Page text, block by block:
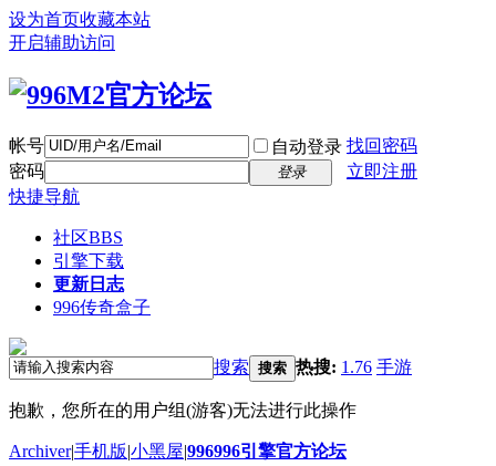
设为首页收藏本站
开启辅助访问
帐号 自动登录 找回密码
密码
登录
立即注册
快捷导航
社区BBS
引擎下载
更新日志
996传奇盒子
搜索 搜索 热搜: 1.76 手游
抱歉，您所在的用户组(游客)无法进行此操作
Archiver|手机版|小黑屋|996996引擎官方论坛